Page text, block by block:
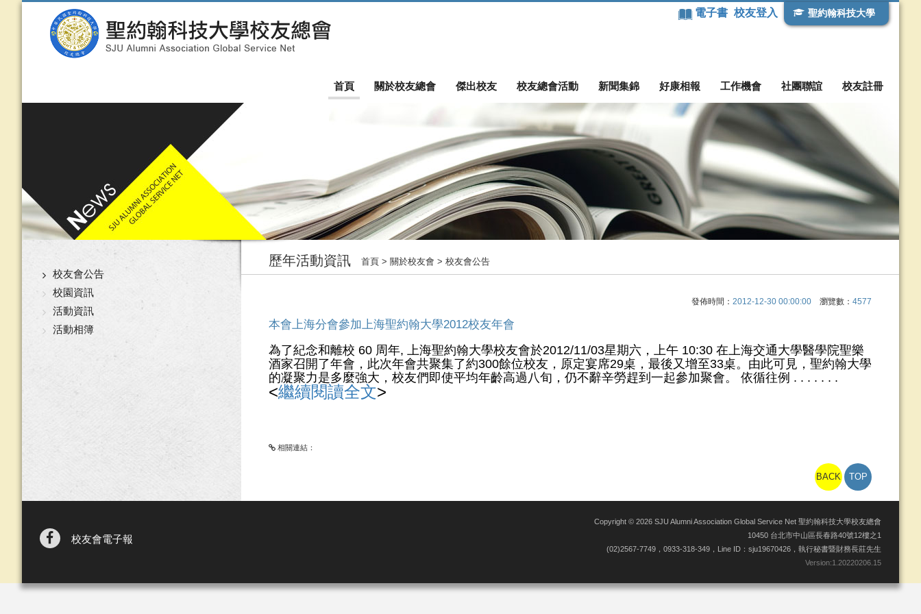
電子書 校友登入 聖約翰科技大學
首頁 關於校友總會 傑出校友 校友總會活動 新聞集錦 好康相報 工作機會 社團聯誼 校友註冊
校友會公告
校園資訊
活動資訊
活動相簿
歷年活動資訊 首頁 > 關於校友會 > 校友會公告
發佈時間： 2012-12-30 00:00:00 瀏覽數： 4577
本會上海分會參加上海聖約翰大學2012校友年會
為了紀念和離校 60 周年, 上海聖約翰大學校友會於2012/11/03星期六，上午 10:30 在上海交通大學醫學院聖樂
酒家召開了年會，此次年會共聚集了約300餘位校友，原定宴席29桌，最後又增至33桌。由此可見，聖約翰大學
的凝聚力是多麼強大，校友們即使平均年齡高過八旬，仍不辭辛勞趕到一起參加聚會。 依循往例 . . . . . . .
<繼續閱讀全文>
相關連結：
BACK TOP
校友會電子報
Copyright © 2026 SJU Alumni Association Global Service Net 聖約翰科技大學校友總會
10450 台北市中山區長春路40號12樓之1
(02)2567-7749，0933-318-349，Line ID：sju19670426，執行秘書暨財務長莊先生
Version:1.20220206.15